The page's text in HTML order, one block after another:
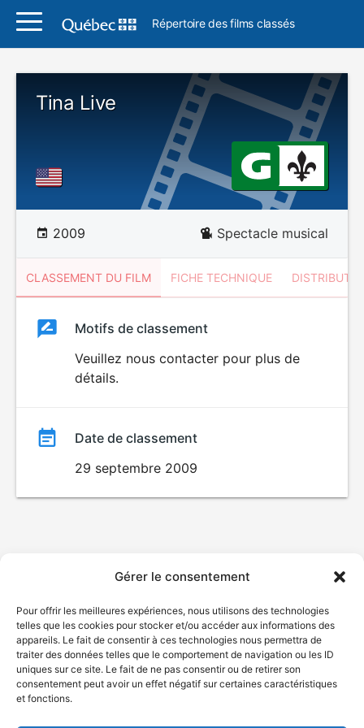
Gérer le consentement
Pour offrir les meilleures expériences, nous utilisons des technologies
telles que les cookies pour stocker et/ou accéder aux informations des
appareils. Le fait de consentir à ces technologies nous permettra de
traiter des données telles que le comportement de navigation ou les ID
uniques sur ce site. Le fait de ne pas consentir ou de retirer son
consentement peut avoir un effet négatif sur certaines caractéristiques
et fonctions.
Répertoire des films classés
Tina Live
2009 Spectacle musical
CLASSEMENT DU FILM FICHE TECHNIQUE
ClassementClassement
Motifs de classement
Veuillez nous contacter pour plus de
détails.
Date de classement
29 septembre 2009